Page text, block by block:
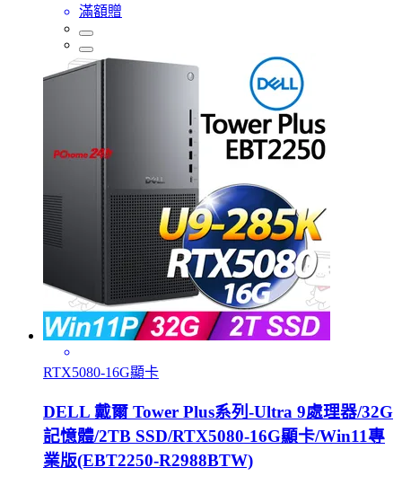
滿額贈
RTX5080-16G顯卡
DELL 戴爾 Tower Plus系列-Ultra 9處理器/32G
記憶體/2TB SSD/RTX5080-16G顯卡/Win11專
業版(EBT2250-R2988BTW)